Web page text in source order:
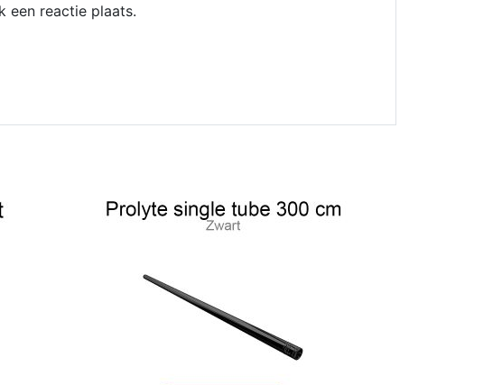
een reactie plaats.